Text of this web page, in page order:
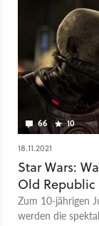
66 10
18.11.2021
Star Wars:
Old
Zum 10-jährigen
werden die